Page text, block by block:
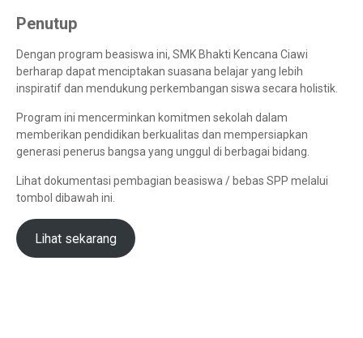
Penutup
Dengan program beasiswa ini, SMK Bhakti Kencana Ciawi
berharap dapat menciptakan suasana belajar yang lebih
inspiratif dan mendukung perkembangan siswa secara holistik.
Program ini mencerminkan komitmen sekolah dalam
memberikan pendidikan berkualitas dan mempersiapkan
generasi penerus bangsa yang unggul di berbagai bidang.
Lihat dokumentasi pembagian beasiswa / bebas SPP melalui
tombol dibawah ini.
Lihat sekarang